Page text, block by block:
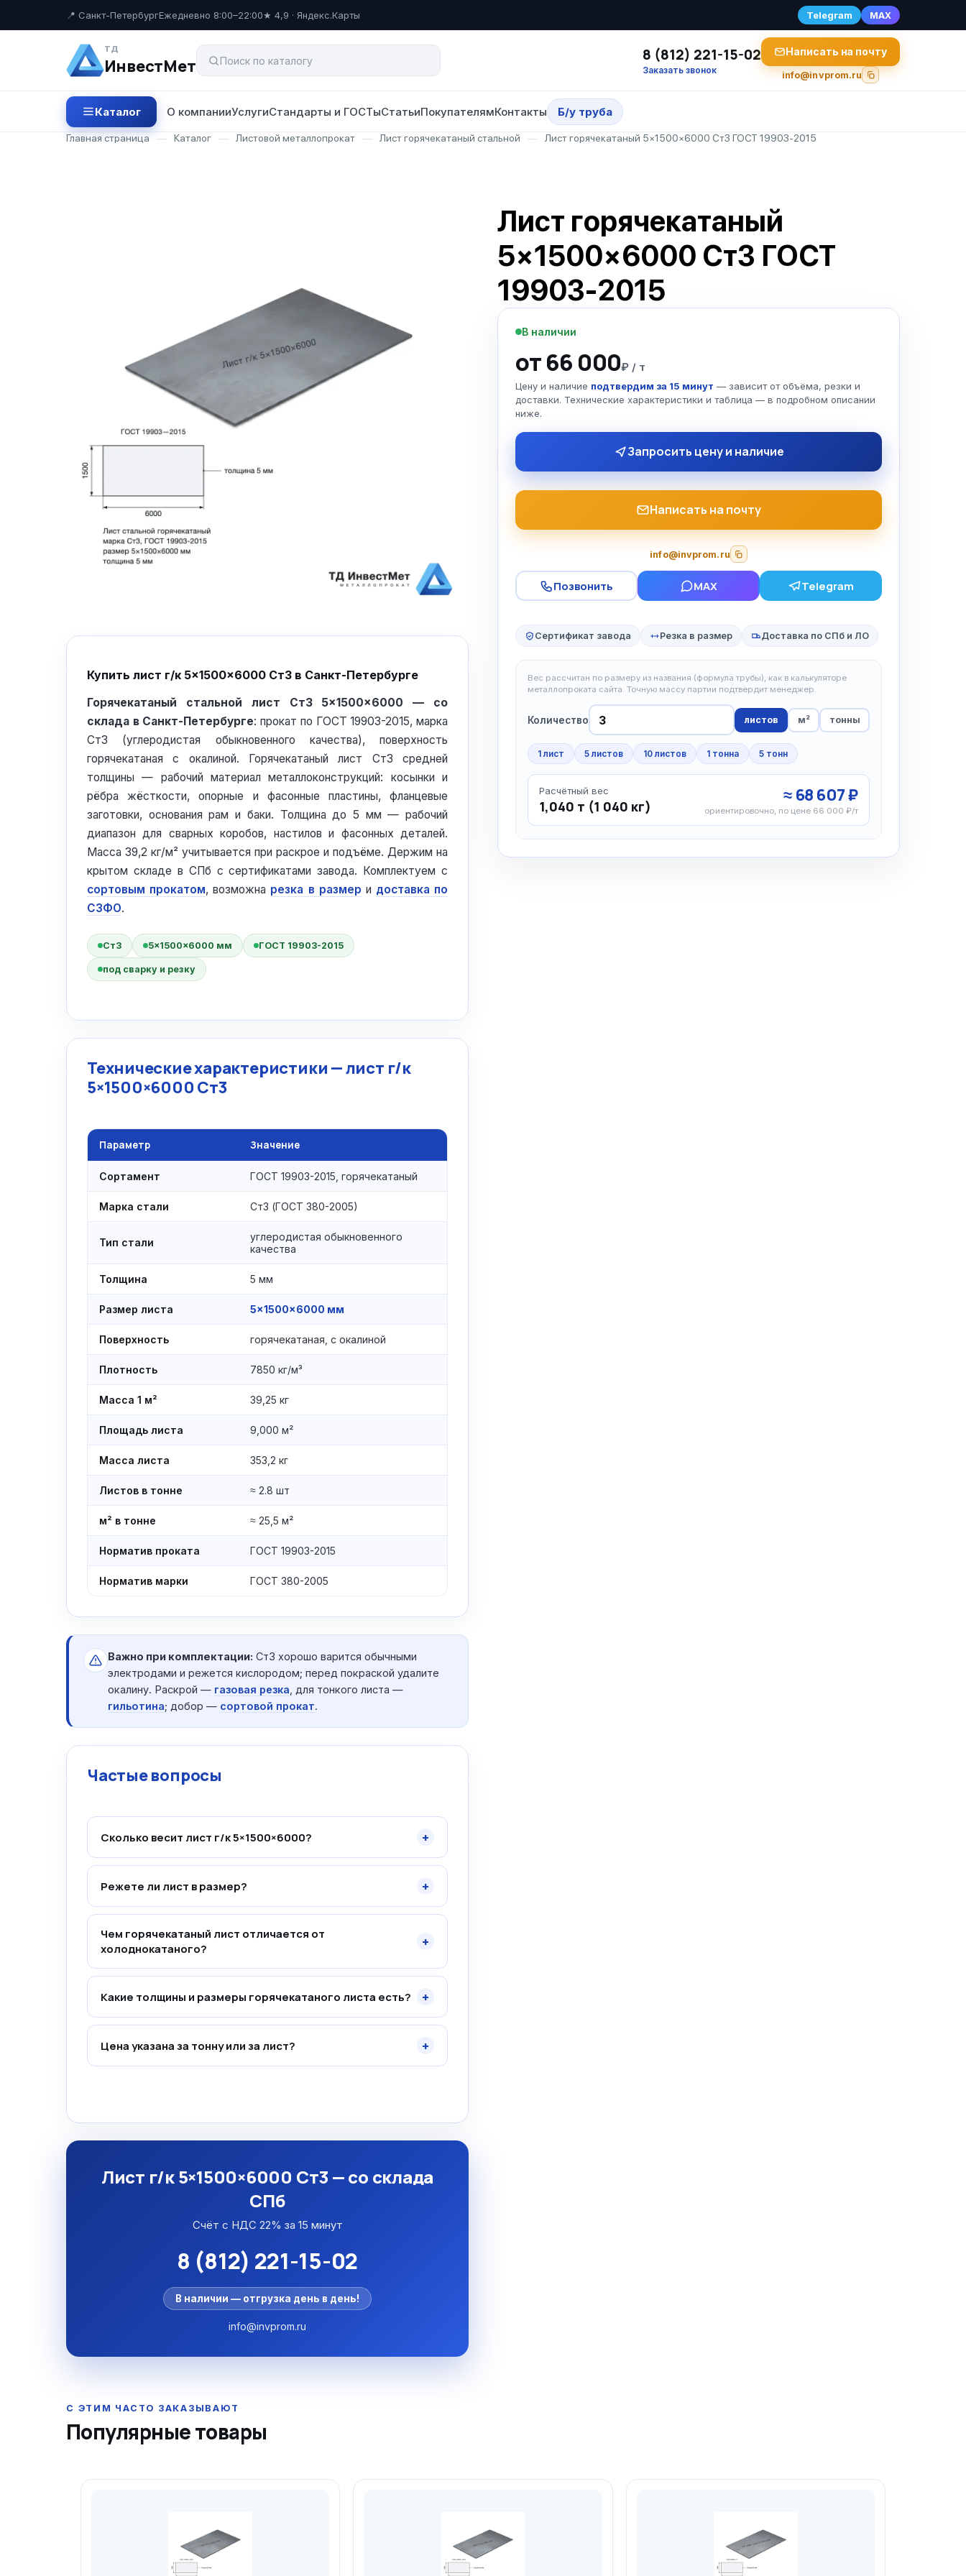
📍 Санкт-ПетербургЕжедневно 8:00–22:00★ 4,9 · Яндекс.Карты Telegram MAX
ТД
ИнвестМет
8 (812) 221-15-02
Заказать звонок
Написать на почту
info@invprom.ru
Каталог О компанииУслугиСтандарты и ГОСТыСтатьиПокупателямКонтакты Б/у труба
Главная страница — Каталог — Листовой металлопрокат — Лист горячекатаный стальной — Лист горячекатаный 5×1500×6000 Ст3 ГОСТ 19903-2015
Лист горячекатаный
5×1500×6000 Ст3 ГОСТ
19903-2015
В наличии
от 66 000₽ / т
Цену и наличие подтвердим за 15 минут — зависит от объёма, резки и
доставки. Технические характеристики и таблица — в подробном описании
ниже.
Запросить цену и наличие
Написать на почту
info@invprom.ru
Позвонить MAX Telegram
Сертификат завода Резка в размер Доставка по СПб и ЛО
Вес рассчитан по размеру из названия (формула трубы), как в калькуляторе
металлопроката сайта. Точную массу партии подтвердит менеджер.
Количество листов м² тонны
1 лист 5 листов 10 листов 1 тонна 5 тонн
Расчётный вес
1,040 т (1 040 кг)
≈ 68 607 ₽
ориентировочно, по цене 66 000 ₽/т
Купить лист г/к 5×1500×6000 Ст3 в Санкт-Петербурге
Горячекатаный стальной лист Ст3 5×1500×6000 — со
склада в Санкт-Петербурге: прокат по ГОСТ 19903-2015, марка
Ст3 (углеродистая обыкновенного качества), поверхность
горячекатаная с окалиной. Горячекатаный лист Ст3 средней
толщины — рабочий материал металлоконструкций: косынки и
рёбра жёсткости, опорные и фасонные пластины, фланцевые
заготовки, основания рам и баки. Толщина до 5 мм — рабочий
диапазон для сварных коробов, настилов и фасонных деталей.
Масса 39,2 кг/м² учитывается при раскрое и подъёме. Держим на
крытом складе в СПб с сертификатами завода. Комплектуем с
сортовым прокатом, возможна резка в размер и доставка по
СЗФО.
Ст3 5×1500×6000 мм ГОСТ 19903-2015
под сварку и резку
Технические характеристики — лист г/к
5×1500×6000 Ст3
Параметр Значение
Сортамент ГОСТ 19903-2015, горячекатаный
Марка стали Ст3 (ГОСТ 380-2005)
Тип стали
углеродистая обыкновенного
качества
Толщина 5 мм
Размер листа 5×1500×6000 мм
Поверхность горячекатаная, с окалиной
Плотность 7850 кг/м³
Масса 1 м² 39,25 кг
Площадь листа 9,000 м²
Масса листа 353,2 кг
Листов в тонне ≈ 2.8 шт
м² в тонне ≈ 25,5 м²
Норматив проката ГОСТ 19903-2015
Норматив марки ГОСТ 380-2005
Важно при комплектации: Ст3 хорошо варится обычными
электродами и режется кислородом; перед покраской удалите
окалину. Раскрой — газовая резка , для тонкого листа —
гильотина; добор — сортовой прокат.
Частые вопросы
Сколько весит лист г/к 5×1500×6000? +
Режете ли лист в размер? +
Чем горячекатаный лист отличается от
холоднокатаного?
+
Какие толщины и размеры горячекатаного листа есть? +
Цена указана за тонну или за лист? +
Лист г/к 5×1500×6000 Ст3 — со склада
СПб
Счёт с НДС 22% за 15 минут
8 (812) 221-15-02
В наличии — отгрузка день в день!
info@invprom.ru
Популярные товары